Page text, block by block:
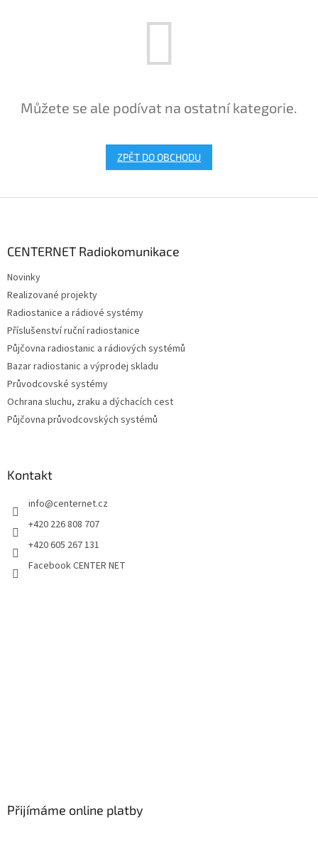
Můžete se ale podívat na ostatní kategorie.
ZPĚT DO OBCHODU
CENTERNET Radiokomunikace
Novinky
Realizované projekty
Radiostanice a rádiové systémy
Příslušenství ruční radiostanice
Půjčovna radiostanic a rádiových systémů
Bazar radiostanic a výprodej skladu
Průvodcovské systémy
Ochrana sluchu, zraku a dýchacích cest
Půjčovna průvodcovských systémů
Kontakt
info@centernet.cz
+420 226 808 707
+420 605 267 131
Facebook CENTER NET
Přijímáme online platby